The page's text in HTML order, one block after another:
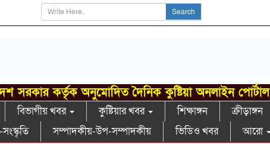
Search
সরকার কর্তৃক অনুমোদিত দৈনিক কুষ্টিয়া অনলাইন পোর্টাল
বিভাগীয় খবর কুষ্টিয়ার খবর শিক্ষাঙ্গন ক্রীড়াঙ্গন
সম্পাদকীয়-উপ-সম্পাদকীয় ভিডিও খবর আরো